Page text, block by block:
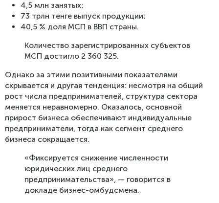
4,5 млн занятых;
73 трлн тенге выпуск продукции;
40,5 % доля МСП в ВВП страны.
Количество зарегистрированных субъектов
МСП достигло 2 360 325.
Однако за этими позитивными показателями
скрывается и другая тенденция: несмотря на общий
рост числа предпринимателей, структура сектора
меняется неравномерно. Оказалось, основной
прирост бизнеса обеспечивают индивидуальные
предприниматели, тогда как сегмент среднего
бизнеса сокращается.
«Фиксируется снижение численности
юридических лиц среднего
предпринимательства», — говорится в
докладе бизнес-омбудсмена.